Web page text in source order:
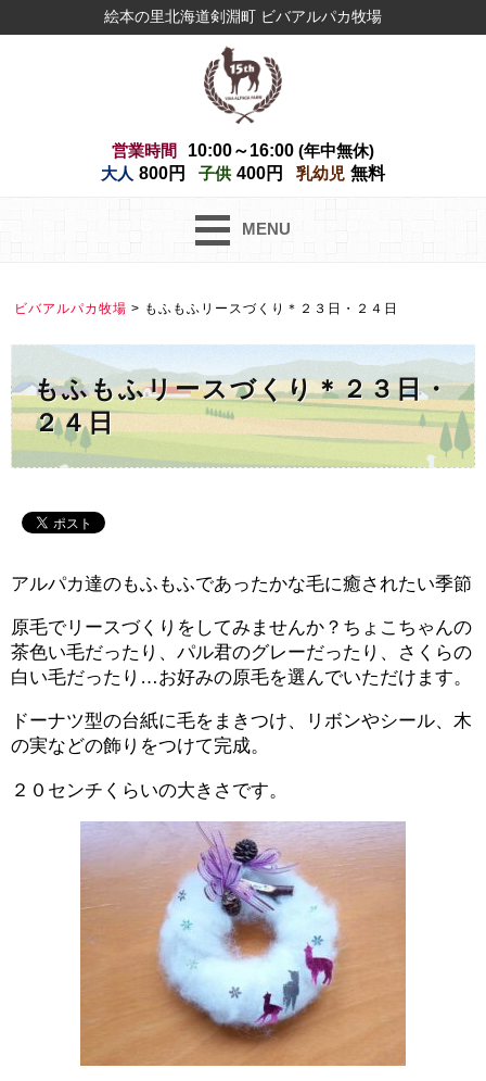
絵本の里北海道剣淵町 ビバアルパカ牧場
営業時間 10:00～16:00 (年中無休)
大人 800円 子供 400円 乳幼児 無料
MENU
ビバアルパカ牧場 > もふもふリースづくり＊２３日・２４日
もふもふリースづくり＊２３日・
２４日
アルパカ達のもふもふであったかな毛に癒されたい季節
原毛でリースづくりをしてみませんか？ちょこちゃんの
茶色い毛だったり、パル君のグレーだったり、さくらの
白い毛だったり…お好みの原毛を選んでいただけます。
ドーナツ型の台紙に毛をまきつけ、リボンやシール、木
の実などの飾りをつけて完成。
２０センチくらいの大きさです。